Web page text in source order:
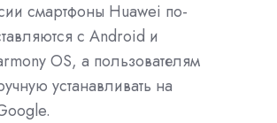
смартфоны Huawei по-
с Android и
OS, а пользователям
устанавливать на